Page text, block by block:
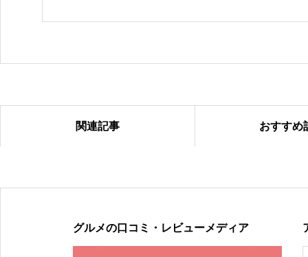
関連記事 おすすめ
グルメの口コミ・レビューメディア